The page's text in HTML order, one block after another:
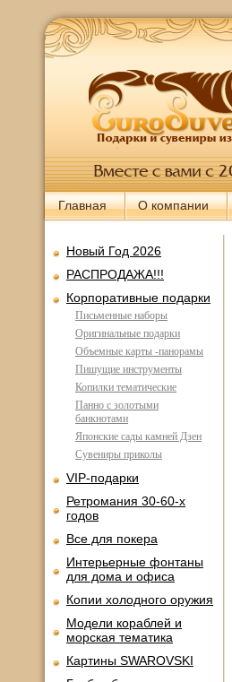
Главная О компании
Новый Год 2026
РАСПРОДАЖА!!!
Корпоративные подарки
Письменные наборы
Оригинальные подарки
Объемные карты -панорамы
Пишущие инструменты
Копилки тематические
Панно с золотыми
банкнотами
Японские сады камней Дзен
Сувениры приколы
VIP-подарки
Ретромания 30-60-х
годов
Все для покера
Интерьерные фонтаны
для дома и офиса
Копии холодного оружия
Модели кораблей и
морская тематика
Картины SWAROVSKI